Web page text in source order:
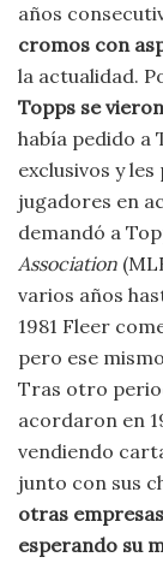
años
cromos con
la actualidad.
Topps se
había pedido a
exclusivos y
jugadores en
demandó a
Association
varios años
1981 Fleer
pero ese
Tras otro
acordaron en
vendiendo
junto con sus
otras
esperando su